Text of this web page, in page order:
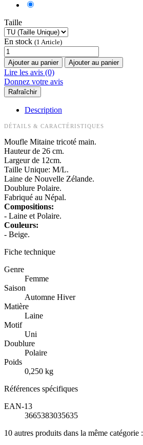
Taille
En stock (1 Article)
Ajouter au panier Ajouter au panier
Lire les avis (0)
Donnez votre avis
Description
DÉTAILS & CARACTÉRISTIQUES
Moufle Mitaine tricoté main.
Hauteur de 26 cm.
Largeur de 12cm.
Taille Unique: M/L.
Laine de Nouvelle Zélande.
Doublure Polaire.
Fabriqué au Népal.
Compositions:
- Laine et Polaire.
Couleurs:
- Beige.
Fiche technique
Genre
Femme
Saison
Automne Hiver
Matière
Laine
Motif
Uni
Doublure
Polaire
Poids
0,250 kg
Références spécifiques
EAN-13
3665383035635
10 autres produits dans la même catégorie :